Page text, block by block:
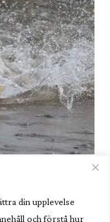
din upplevelse
och förstå hur